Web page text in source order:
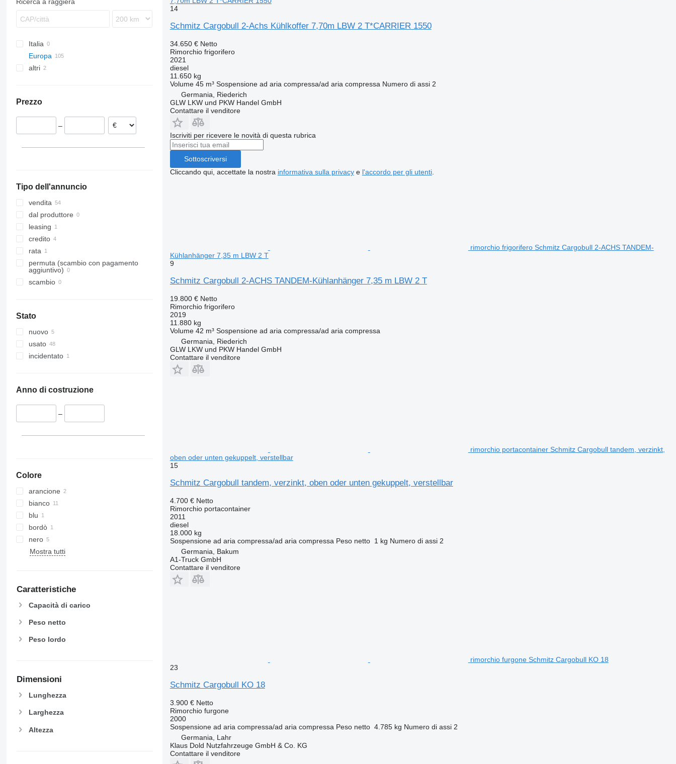
ZPS
ZWP
T672
T679
T683
T700
T900
SGF
SKI
ZKI 18
ZKO
ZKO18
ZWF
Italia
Europa
Altenberge
Lemgo
Austria
Romania
altri
Prezzo
–
Tipo dell'annuncio
vendita
dal produttore
leasing
credito
rata
permuta (scambio con pagamento
aggiuntivo)
scambio
Stato
nuovo
usato
incidentato
Anno di costruzione
–
Colore
arancione
bianco
blu
bordò
nero
Mostra tutti
Caratteristiche
Capacità di carico
Peso netto
Peso lordo
Dimensioni
Lunghezza
Larghezza
Altezza
14
Schmitz Cargobull 2-Achs Kühlkoffer 7,70m LBW 2 T*CARRIER 1550
34.650 € Netto
Rimorchio frigorifero
2021
diesel
11.650 kg
Volume 45 m³ Sospensione ad aria compressa/ad aria compressa Numero di assi 2
Germania, Riederich
GLW LKW und PKW Handel GmbH
Contattare il venditore
Iscriviti per ricevere le novità di questa rubrica
Sottoscriversi
Cliccando qui, accettate la nostra informativa sulla privacye l'accordo per gli utenti.
rimorchio frigorifero Schmitz Cargobull 2-ACHS TANDEM-
Kühlanhänger 7,35 m LBW 2 T
9
Schmitz Cargobull 2-ACHS TANDEM-Kühlanhänger 7,35 m LBW 2 T
19.800 € Netto
Rimorchio frigorifero
2019
11.880 kg
Volume 42 m³ Sospensione ad aria compressa/ad aria compressa
Germania, Riederich
GLW LKW und PKW Handel GmbH
Contattare il venditore
rimorchio portacontainer Schmitz Cargobull tandem, verzinkt,
oben oder unten gekuppelt, verstellbar
15
Schmitz Cargobull tandem, verzinkt, oben oder unten gekuppelt, verstellbar
4.700 € Netto
Rimorchio portacontainer
2011
diesel
18.000 kg
Sospensione ad aria compressa/ad aria compressa Peso netto 1 kg Numero di assi 2
Germania, Bakum
A1-Truck GmbH
Contattare il venditore
rimorchio furgone Schmitz Cargobull KO 18
23
Schmitz Cargobull KO 18
3.900 € Netto
Rimorchio furgone
2000
Sospensione ad aria compressa/ad aria compressa Peso netto 4.785 kg Numero di assi 2
Germania, Lahr
Klaus Dold Nutzfahrzeuge GmbH & Co. KG
Contattare il venditore